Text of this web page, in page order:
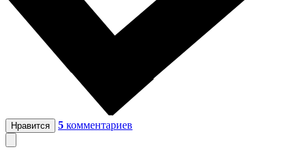
Нравится 5 комментариев